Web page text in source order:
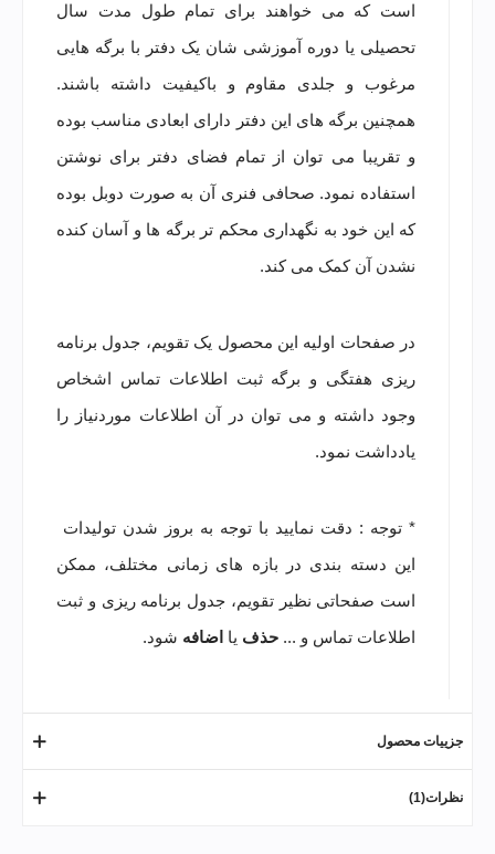
است که می خواهند برای تمام طول مدت سال
تحصیلی یا دوره آموزشی شان یک دفتر با برگه هایی
مرغوب و جلدی مقاوم و باکیفیت داشته باشند.
همچنین برگه های این دفتر دارای ابعادی مناسب بوده
و تقریبا می توان از تمام فضای دفتر برای نوشتن
استفاده نمود. صحافی فنری آن به صورت دوبل بوده
که این خود به نگهداری محکم تر برگه ها و آسان کنده
نشدن آن کمک می کند.
در صفحات اولیه این محصول یک تقویم، جدول برنامه
ریزی هفتگی و برگه ثبت اطلاعات تماس اشخاص
وجود داشته و می توان در آن اطلاعات موردنیاز را
یادداشت نمود.
* توجه : دقت نمایید با توجه به بروز شدن تولیدات
این دسته بندی در بازه های زمانی مختلف، ممکن
است صفحاتی نظیر تقویم، جدول برنامه ریزی و ثبت
اطلاعات تماس و ... حذف یا اضافه شود.
جزییات محصول
نظرات(1)